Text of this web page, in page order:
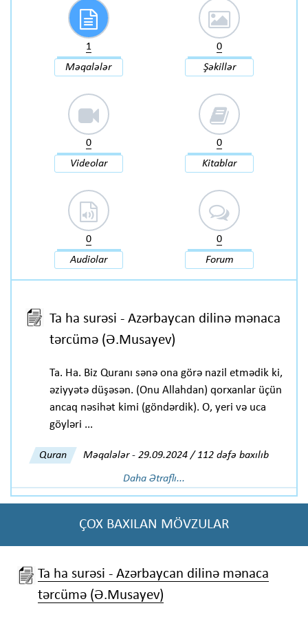
1
Məqalələr
0
Şəkillər
0
Videolar
0
Kitablar
0
Audiolar
0
Forum
Ta ha surəsi - Azərbaycan dilinə mənaca
tərcümə (Ə.Musayev)
Ta. Ha. Biz Quranı sənə ona görə nazil etmədik ki,
əziyyətə düşəsən. (Onu Allahdan) qorxanlar üçün
ancaq nəsihət kimi (göndərdik). O, yeri və uca
göyləri ...
Quran Məqalələr- 29.09.2024 / 112 dəfə baxılıb
Daha Ətraflı...
ÇOX BAXILAN MÖVZULAR
Ta ha surəsi - Azərbaycan dilinə mənaca
tərcümə (Ə.Musayev)